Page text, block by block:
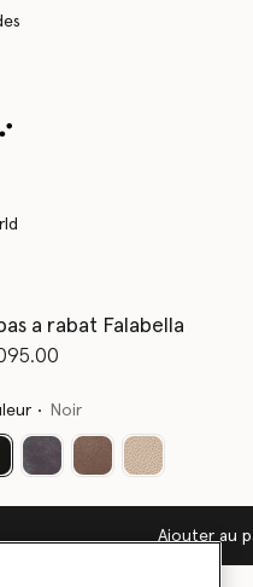
a rabat Falabella
Noir
Ajouter au